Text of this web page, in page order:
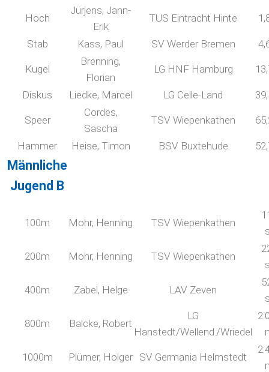
Hoch
Jürjens, Jann-
Erik
TUS Eintracht Hinte
Stab Kass, Paul SV Werder Bremen
Kugel
Brenning,
Florian
LG HNF Hamburg
Diskus Liedke, Marcel LG Celle-Land
Speer
Cordes,
Sascha
TSV Wiepenkathen
Hammer Heise, Timon BSV Buxtehude
Männliche
Jugend B
100m Mohr, Henning TSV Wiepenkathen
200m Mohr, Henning TSV Wiepenkathen
400m Zabel, Helge LAV Zeven
800m Balcke, Robert
LG
Hanstedt/Wellend./Wriedel
1000m Plümer, Holger SV Germania Helmstedt